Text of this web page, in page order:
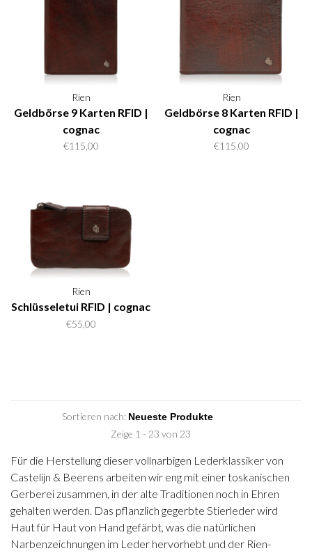
Rien
Geldbörse 9 Karten RFID |
cognac
€115,00
Rien
Geldbörse 8 Karten RFID |
cognac
€115,00
Rien
Schlüsseletui RFID | cognac
€55,00
Sortieren nach:
Zeige 1 - 23 von 23
Für die Herstellung dieser vollnarbigen Lederklassiker von
Castelijn & Beerens arbeiten wir eng mit einer toskanischen
Gerberei zusammen, in der alte Traditionen noch in Ehren
gehalten werden. Das pflanzlich gegerbte Stierleder wird
Haut für Haut von Hand gefärbt, was die natürlichen
Narbenzeichnungen im Leder hervorhebt und der Rien-